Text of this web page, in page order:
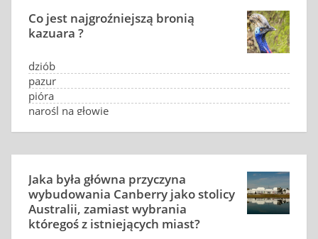
Co jest najgroźniejszą bronią
kazuara ?
dziób
pazur
pióra
narośl na głowie
Jaka była główna przyczyna
wybudowania Canberry jako stolicy
Australii, zamiast wybrania
któregoś z istniejących miast?